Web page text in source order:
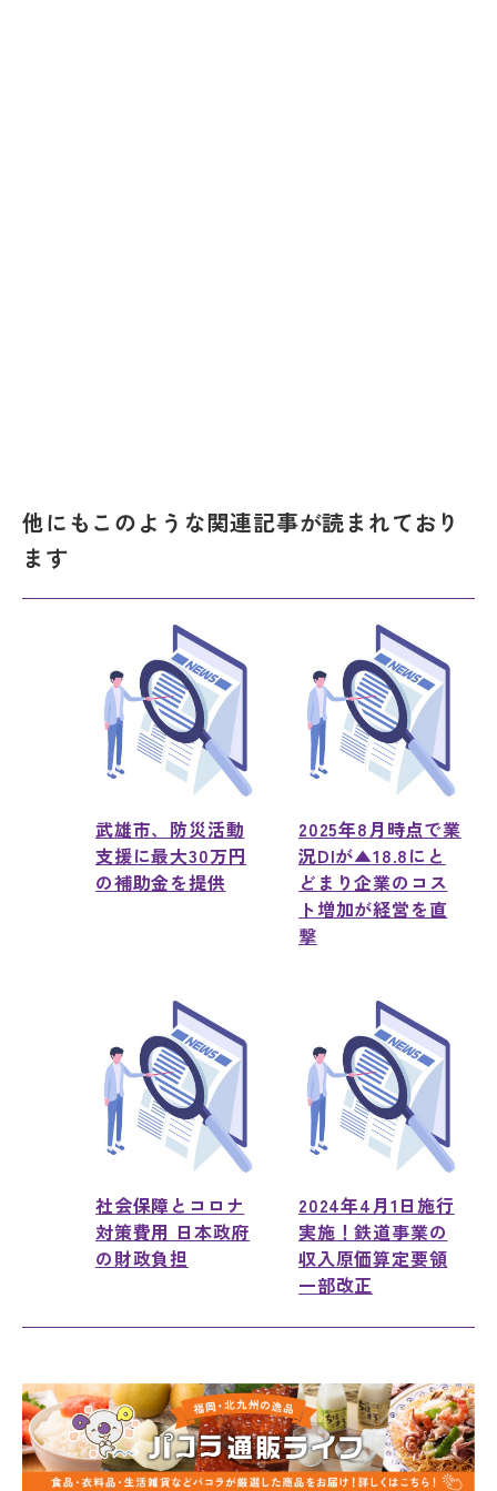
他にもこのような関連記事が読まれており
ます
武雄市、防災活動
支援に最大30万円
の補助金を提供
2025年8月時点で業
況DIが▲18.8にと
どまり企業のコス
ト増加が経営を直
撃
社会保障とコロナ
対策費用 日本政府
の財政負担
2024年4月1日施行
実施！鉄道事業の
収入原価算定要領
一部改正